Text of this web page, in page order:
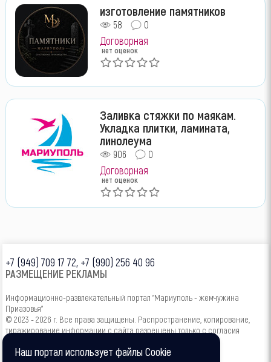
изготовление памятников
58 0
Договорная
нет оценок
Заливка стяжки по маякам.
Укладка плитки, ламината,
линолеума
906 0
Договорная
нет оценок
+7 (949) 709 17 72, +7 (990) 256 40 96
РАЗМЕЩЕНИЕ РЕКЛАМЫ
Информационно-развлекательный портал "Мариуполь - жемчужина
Приазовья"
© 2023 - 2026 г. Все права защищены. Распространение, копирование,
тиражирование информации с сайта разрешены только с согласия
Наш портал использует файлы Cookie